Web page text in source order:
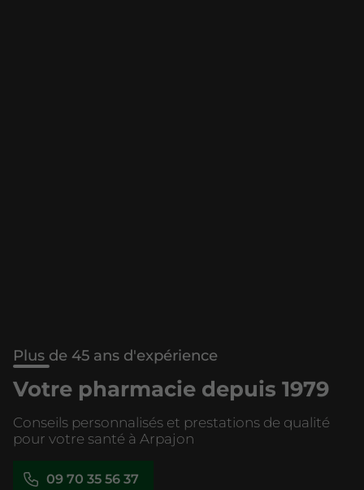
Plus de 45 ans d'expérience
Votre pharmacie depuis 1979
Conseils personnalisés et prestations de qualité
pour votre santé à Arpajon
09 70 35 56 37